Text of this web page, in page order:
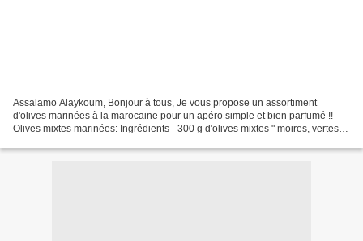
Assalamo Alaykoum, Bonjour à tous, Je vous propose un assortiment
d'olives marinées à la marocaine pour un apéro simple et bien parfumé !!
Olives mixtes marinées: Ingrédients - 300 g d'olives mixtes " moires, vertes,